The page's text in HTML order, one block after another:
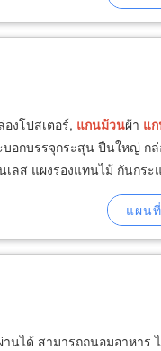
งโปสเตอร์, แกนม้วนผ้า แ
บอกบรรจุกระสุน ปืนใหญ่ ก
เลส แผงรองแทนไม้ กันกระ
นได้ สามารถถนอมอาหาร